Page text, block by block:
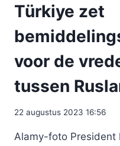
Türkiye zet
voor de
tussen
22 augustus 2023 16:56
Alamy-foto President